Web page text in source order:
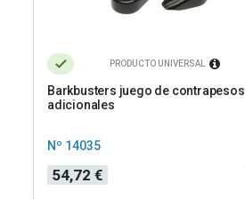
PRODUCTO UNIVERSAL
Barkbusters juego de contrapesos
adicionales
Nº 14035
Precio
54,72 €